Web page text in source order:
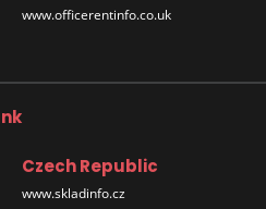
www.officerentinfo.co.uk
Czech Republic
www.skladinfo.cz